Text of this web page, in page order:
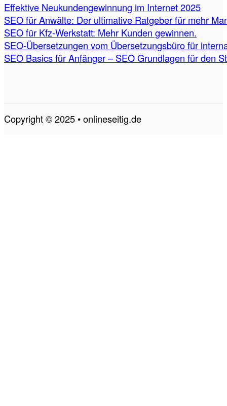
Effektive Neukundengewinnung im Internet 2025
SEO für Anwälte: Der ultimative Ratgeber für mehr
SEO für Kfz-Werkstatt: Mehr Kunden gewinnen.
SEO-Übersetzungen vom Übersetzungsbüro für
SEO Basics für Anfänger – SEO Grundlagen für den
Copyright © 2025 • onlineseitig.de